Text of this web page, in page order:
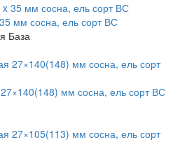
мм сосна, ель сорт ВС
База
мм сосна, ель сорт ВС